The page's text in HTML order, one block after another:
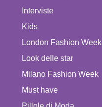
Interviste
Kids
London Fashion Week
Look delle star
Milano Fashion Week
Must have